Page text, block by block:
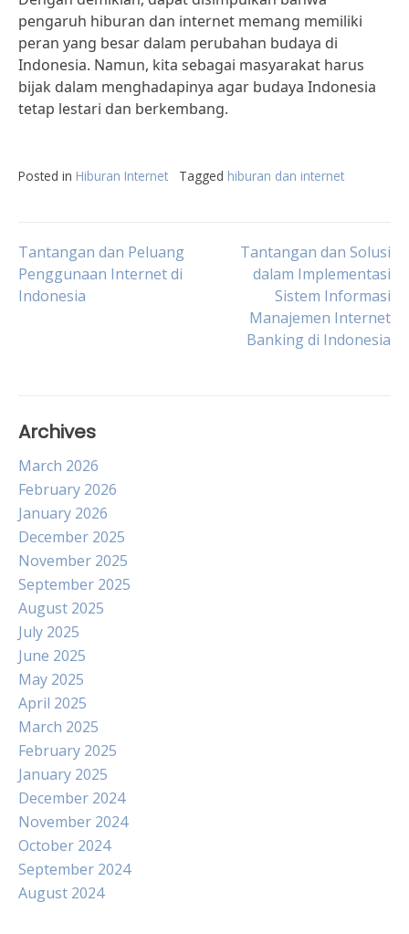
pengaruh hiburan dan internet memang memiliki
peran yang besar dalam perubahan budaya di
Indonesia. Namun, kita sebagai masyarakat harus
bijak dalam menghadapinya agar budaya Indonesia
tetap lestari dan berkembang.
Posted in Hiburan Internet Tagged hiburan dan internet
Post
navigation
Tantangan dan Peluang
Penggunaan Internet di
Indonesia
Tantangan dan Solusi
dalam Implementasi
Sistem Informasi
Manajemen Internet
Banking di Indonesia
Archives
March 2026
February 2026
January 2026
December 2025
November 2025
September 2025
August 2025
July 2025
June 2025
May 2025
April 2025
March 2025
February 2025
January 2025
December 2024
November 2024
October 2024
September 2024
August 2024